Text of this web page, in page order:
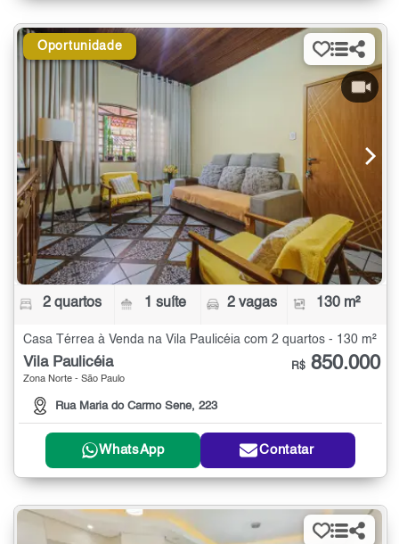
Oportunidade
2 quartos 1 suíte 2 vagas 130 m²
Casa Térrea à Venda na Vila Paulicéia com 2 quartos - 130 m²
Vila Paulicéia
Zona Norte - São Paulo
Rua Maria do Carmo Sene, 223
R$ 850.000
WhatsApp Contatar